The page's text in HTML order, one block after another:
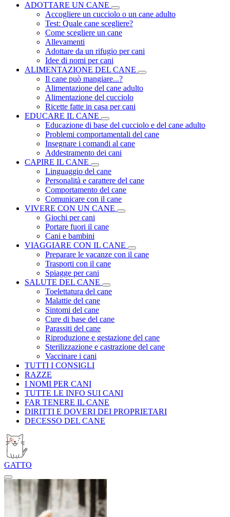
ADOTTARE UN CANE
Accogliere un cucciolo o un cane adulto
Test: Quale cane scegliere?
Come scegliere un cane
Allevamenti
Adottare da un rifugio per cani
Idee di nomi per cani
ALIMENTAZIONE DEL CANE
Il cane può mangiare...?
Alimentazione del cane adulto
Alimentazione del cucciolo
Ricette fatte in casa per cani
EDUCARE IL CANE
Educazione di base del cucciolo e del cane adulto
Problemi comportamentali del cane
Insegnare i comandi al cane
Addestramento dei cani
CAPIRE IL CANE
Linguaggio del cane
Personalità e carattere del cane
Comportamento del cane
Comunicare con il cane
VIVERE CON UN CANE
Giochi per cani
Portare fuori il cane
Cani e bambini
VIAGGIARE CON IL CANE
Preparare le vacanze con il cane
Trasporti con il cane
Spiagge per cani
SALUTE DEL CANE
Toelettatura del cane
Malattie del cane
Sintomi del cane
Cure di base del cane
Parassiti del cane
Riproduzione e gestazione del cane
Sterilizzazione e castrazione del cane
Vaccinare i cani
TUTTI I CONSIGLI
RAZZE
I NOMI PER CANI
TUTTE LE INFO SUI CANI
FAR TENERE IL CANE
DIRITTI E DOVERI DEI PROPRIETARI
DECESSO DEL CANE
GATTO